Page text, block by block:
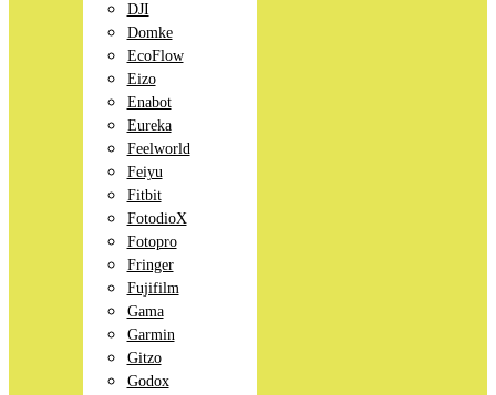
DJI
Domke
EcoFlow
Eizo
Enabot
Eureka
Feelworld
Feiyu
Fitbit
FotodioX
Fotopro
Fringer
Fujifilm
Gama
Garmin
Gitzo
Godox